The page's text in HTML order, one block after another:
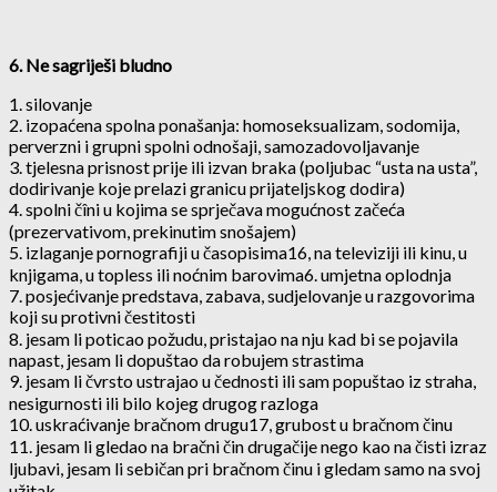
6. Ne sagriješi bludno
1. silovanje
2. izopaćena spolna ponašanja: homoseksualizam, sodomija,
perverzni i grupni spolni odnošaji, samozadovoljavanje
3. tjelesna prisnost prije ili izvan braka (poljubac “usta na usta”,
dodirivanje koje prelazi granicu prijateljskog dodira)
4. spolni čîni u kojima se sprječava mogućnost začeća
(prezervativom, prekinutim snošajem)
5. izlaganje pornografiji u časopisima16, na televiziji ili kinu, u
knjigama, u topless ili noćnim barovima6. umjetna oplodnja
7. posjećivanje predstava, zabava, sudjelovanje u razgovorima
koji su protivni čestitosti
8. jesam li poticao požudu, pristajao na nju kad bi se pojavila
napast, jesam li dopuštao da robujem strastima
9. jesam li čvrsto ustrajao u čednosti ili sam popuštao iz straha,
nesigurnosti ili bilo kojeg drugog razloga
10. uskraćivanje bračnom drugu17, grubost u bračnom činu
11. jesam li gledao na bračni čin drugačije nego kao na čisti izraz
ljubavi, jesam li sebičan pri bračnom činu i gledam samo na svoj